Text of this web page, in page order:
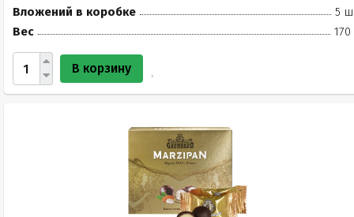
Вложений в коробке
5
Вес
170
В корзину